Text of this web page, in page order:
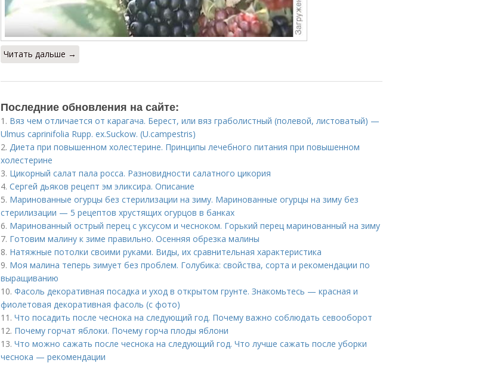
Читать дальше →
Последние обновления на сайте:
1. Вяз чем отличается от карагача. Берест, или вяз граболистный (полевой, листоватый) —
Ulmus caprinifolia Rupp. ex.Suckow. (U.campestris)
2. Диета при повышенном холестерине. Принципы лечебного питания при повышенном
холестерине
3. Цикорный салат пала росса. Разновидности салатного цикория
4. Сергей дьяков рецепт эм эликсира. Описание
5. Маринованные огурцы без стерилизации на зиму. Маринованные огурцы на зиму без
стерилизации — 5 рецептов хрустящих огурцов в банках
6. Маринованный острый перец с уксусом и чесноком. Горький перец маринованный на зиму
7. Готовим малину к зиме правильно. Осенняя обрезка малины
8. Натяжные потолки своими руками. Виды, их сравнительная характеристика
9. Моя малина теперь зимует без проблем. Голубика: свойства, сорта и рекомендации по
выращиванию
10. Фасоль декоративная посадка и уход в открытом грунте. Знакомьтесь — красная и
фиолетовая декоративная фасоль (с фото)
11. Что посадить после чеснока на следующий год. Почему важно соблюдать севооборот
12. Почему горчат яблоки. Почему горча плоды яблони
13. Что можно сажать после чеснока на следующий год. Что лучше сажать после уборки
чеснока — рекомендации